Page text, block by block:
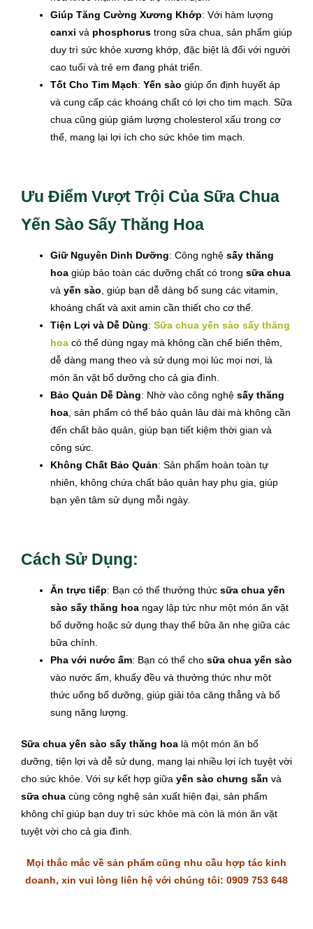
Giúp Tăng Cường Xương Khớp: Với hàm lượng
canxi và phosphorus trong sữa chua, sản phẩm giúp
duy trì sức khỏe xương khớp, đặc biệt là đối với người
cao tuổi và trẻ em đang phát triển.
Tốt Cho Tim Mạch: Yến sào giúp ổn định huyết áp
và cung cấp các khoáng chất có lợi cho tim mạch. Sữa
chua cũng giúp giảm lượng cholesterol xấu trong cơ
thể, mang lại lợi ích cho sức khỏe tim mạch.
Ưu Điểm Vượt Trội Của Sữa Chua
Yến Sào Sấy Thăng Hoa
Giữ Nguyên Dinh Dưỡng: Công nghệ sấy thăng
hoa giúp bảo toàn các dưỡng chất có trong sữa chua
và yến sào, giúp bạn dễ dàng bổ sung các vitamin,
khoáng chất và axit amin cần thiết cho cơ thể.
Tiện Lợi và Dễ Dùng: Sữa chua yến sào sấy thăng
hoa có thể dùng ngay mà không cần chế biến thêm,
dễ dàng mang theo và sử dụng mọi lúc mọi nơi, là
món ăn vặt bổ dưỡng cho cả gia đình.
Bảo Quản Dễ Dàng: Nhờ vào công nghệ sấy thăng
hoa, sản phẩm có thể bảo quản lâu dài mà không cần
đến chất bảo quản, giúp bạn tiết kiệm thời gian và
công sức.
Không Chất Bảo Quản: Sản phẩm hoàn toàn tự
nhiên, không chứa chất bảo quản hay phụ gia, giúp
bạn yên tâm sử dụng mỗi ngày.
Cách Sử Dụng:
Ăn trực tiếp: Bạn có thể thưởng thức sữa chua yến
sào sấy thăng hoa ngay lập tức như một món ăn vặt
bổ dưỡng hoặc sử dụng thay thế bữa ăn nhẹ giữa các
bữa chính.
Pha với nước ấm: Bạn có thể cho sữa chua yến sào
vào nước ấm, khuấy đều và thưởng thức như một
thức uống bổ dưỡng, giúp giải tỏa căng thẳng và bổ
sung năng lượng.
Sữa chua yến sào sấy thăng hoa là một món ăn bổ
dưỡng, tiện lợi và dễ sử dụng, mang lại nhiều lợi ích tuyệt vời
cho sức khỏe. Với sự kết hợp giữa yến sào chưng sẵn và
sữa chua cùng công nghệ sản xuất hiện đại, sản phẩm
không chỉ giúp bạn duy trì sức khỏe mà còn là món ăn vặt
tuyệt vời cho cả gia đình.
Mọi thắc mắc về sản phẩm cũng nhu cầu hợp tác kinh
doanh, xin vui lòng liên hệ với chúng tôi: 0909 753 648